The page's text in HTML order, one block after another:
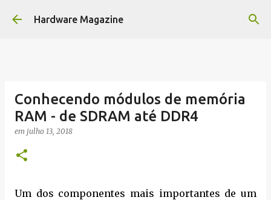
Pular para o conteúdo principal
Hardware Magazine
Conhecendo módulos de memória
RAM - de SDRAM até DDR4
em julho 13, 2018
Um dos componentes mais importantes de um